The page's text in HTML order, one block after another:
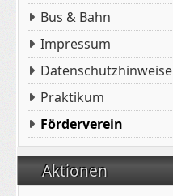
Bus & Bahn
Impressum
Datenschutzhinweise
Praktikum
Förderverein
Aktionen